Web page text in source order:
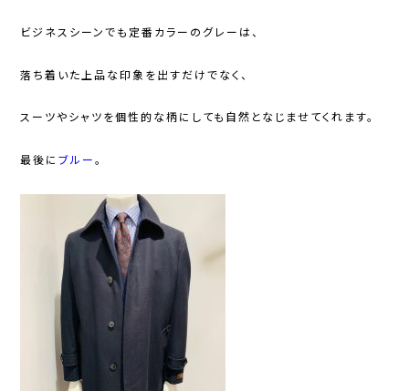
ビジネスシーンでも定番カラーのグレーは、
落ち着いた上品な印象を出すだけでなく、
スーツやシャツを個性的な柄にしても自然となじませてくれます。
最後にブルー。